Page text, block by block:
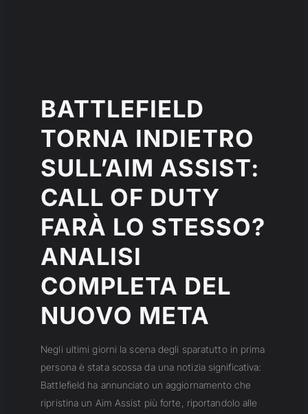
BATTLEFIELD
TORNA INDIETRO
SULL’AIM ASSIST:
CALL OF DUTY
FARÀ LO STESSO?
ANALISI
COMPLETA DEL
NUOVO META
Negli ultimi giorni la scena degli sparatutto in prima
persona è stata scossa da una notizia significativa:
Battlefield ha annunciato un aggiornamento che
ripristina un Aim Assist più forte, riportandolo alle